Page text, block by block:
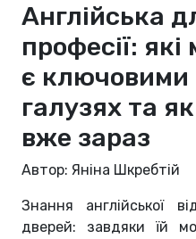
Англійська
професії:
є ключовими
галузях та
вже зараз
Автор: Яніна Шкребтій
Знання англійської
дверей: завдяки їй